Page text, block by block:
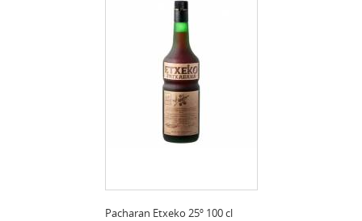
Pacharan Etxeko 25º 100 cl